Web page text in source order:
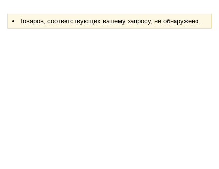
Товаров, соответствующих вашему запросу, не обнаружено.